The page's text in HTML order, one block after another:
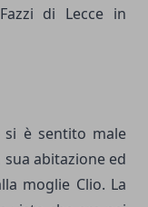
di Lecce in
si è sentito male
abitazione ed
moglie Clio. La